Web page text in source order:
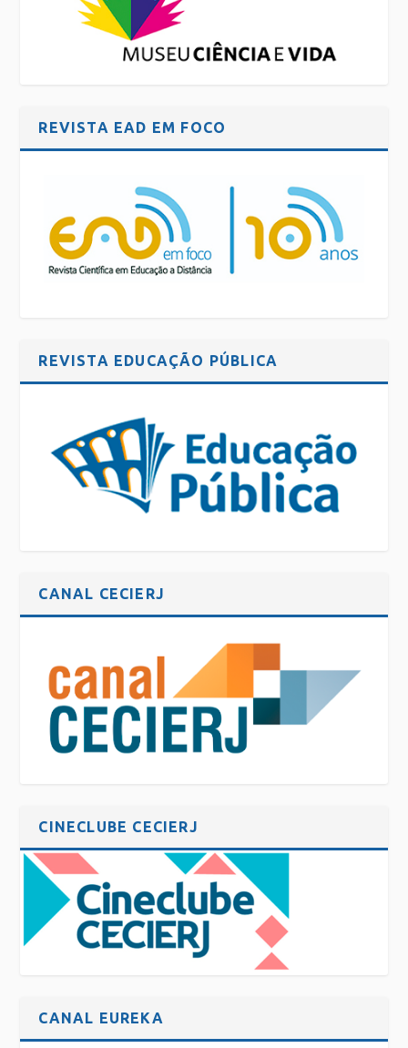
REVISTA EAD EM FOCO
REVISTA EDUCAÇÃO PÚBLICA
CANAL CECIERJ
CINECLUBE CECIERJ
CANAL EUREKA